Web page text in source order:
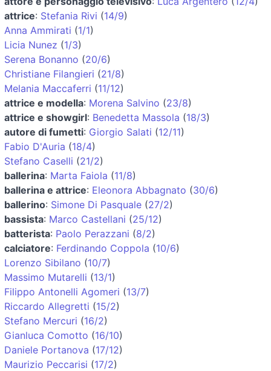
attrice: Stefania Rivi (14/9)
Anna Ammirati (1/1)
Licia Nunez (1/3)
Serena Bonanno (20/6)
Christiane Filangieri (21/8)
Melania Maccaferri (11/12)
attrice e modella: Morena Salvino (23/8)
attrice e showgirl: Benedetta Massola (18/3)
autore di fumetti: Giorgio Salati (12/11)
Fabio D'Auria (18/4)
Stefano Caselli (21/2)
ballerina: Marta Faiola (11/8)
ballerina e attrice: Eleonora Abbagnato (30/6)
ballerino: Simone Di Pasquale (27/2)
bassista: Marco Castellani (25/12)
batterista: Paolo Perazzani (8/2)
calciatore: Ferdinando Coppola (10/6)
Lorenzo Sibilano (10/7)
Massimo Mutarelli (13/1)
Filippo Antonelli Agomeri (13/7)
Riccardo Allegretti (15/2)
Stefano Mercuri (16/2)
Gianluca Comotto (16/10)
Daniele Portanova (17/12)
Maurizio Peccarisi (17/2)